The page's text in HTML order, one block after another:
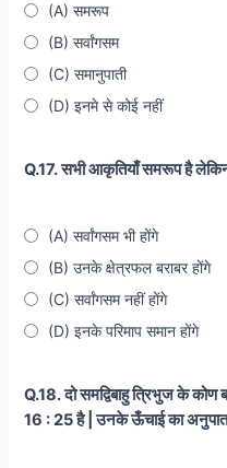
(A) समरूप
(B) सर्वांगसम
(C) समानुपाती
(D) इनमे से कोई नहीं
Q.17. सभी आकृतियाँ समरूप है
(A) सर्वांगसम भी होंगे
(B) उनके क्षेत्रफल बराबर होंगे
(C) सर्वांगसम नहीं होंगे
(D) इनके परिमाप समान होंगे
Q.18. दो समद्विबाहु त्रिभुज के
16 : 25 है | उनके ऊँचाई का